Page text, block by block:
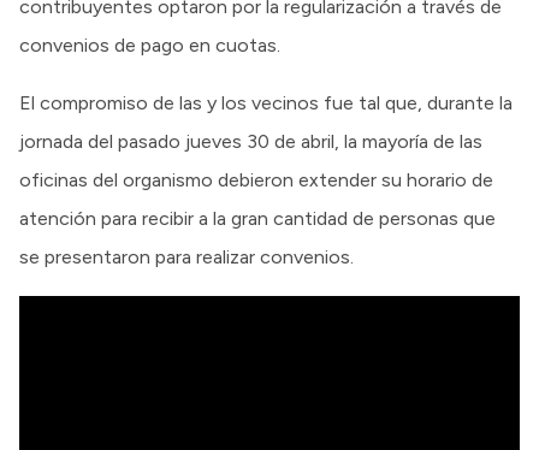
contribuyentes optaron por la regularización a través de
convenios de pago en cuotas.
El compromiso de las y los vecinos fue tal que, durante la
jornada del pasado jueves 30 de abril, la mayoría de las
oficinas del organismo debieron extender su horario de
atención para recibir a la gran cantidad de personas que
se presentaron para realizar convenios.